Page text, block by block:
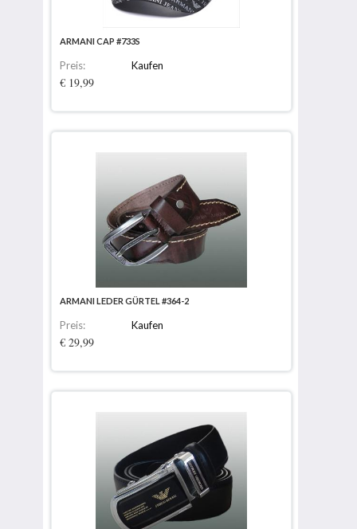
ARMANI CAP #733S
Preis:
€ 19,99
Kaufen
ARMANI LEDER GÜRTEL #364-2
Preis:
€ 29,99
Kaufen